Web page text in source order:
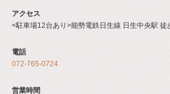
アクセス
<駐車場12台あり>能勢電鉄日生線 日生中央駅 徒
電話
072-765-0724
営業時間